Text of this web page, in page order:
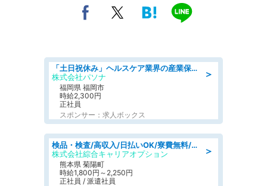
＞
「土日祝休み」ヘルスケア業界の産業保健師/高時給/未経験OK/要資格:保健師、正看護師
株式会社パソナ
福岡県 福岡市
時給2,300円
正社員
スポンサー：求人ボックス
＞
検品・検査/高収入/日払いOK/寮費無料/日勤/20・30・40代活躍中
株式会社綜合キャリアオプション
熊本県 菊陽町
時給1,800円～2,250円
正社員 / 派遣社員